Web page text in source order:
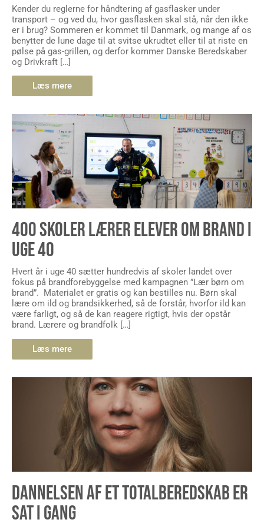
Kender du reglerne for håndtering af gasflasker under
transport – og ved du, hvor gasflasken skal stå, når den ikke
er i brug? Sommeren er kommet til Danmark, og mange af os
benytter de lune dage til at svitse ukrudtet eller til at riste en
pølse på gas-grillen, og derfor kommer Danske Beredskaber
og Drivkraft […]
Læs mere
400 SKOLER LÆRER ELEVER OM BRAND I
UGE 40
Hvert år i uge 40 sætter hundredvis af skoler landet over
fokus på brandforebyggelse med kampagnen ”Lær børn om
brand”. Materialet er gratis og kan bestilles nu. Børn skal
lære om ild og brandsikkerhed, så de forstår, hvorfor ild kan
være farligt, og så de kan reagere rigtigt, hvis der opstår
brand. Lærere og brandfolk […]
Læs mere
DANNELSEN AF ET TOTALBEREDSKAB ER
SAT I GANG